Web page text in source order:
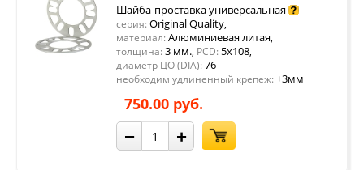
Шайба-проставка универсальная
серия: Original Quality,
материал: Алюминиевая литая,
толщина: 3 мм., PCD: 5x108,
диаметр ЦО (DIA): 76
необходим удлиненный крепеж: +3мм
750.00 руб.
− +